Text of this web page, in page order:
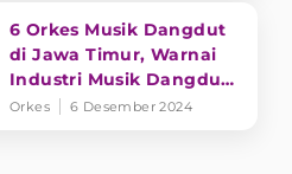
6 Orkes Musik Dangdut
di Jawa Timur, Warnai
Industri Musik Dangdut
Indonesia
Orkes 6 Desember 2024